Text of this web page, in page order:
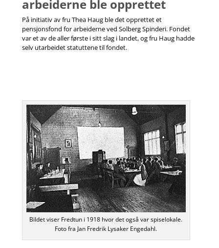
arbeiderne ble opprettet
På initiativ av fru Thea Haug ble det opprettet et
pensjonsfond for arbeiderne ved Solberg Spinderi. Fondet
var et av de aller første i sitt slag i landet, og fru Haug hadde
selv utarbeidet statuttene til fondet.
Bildet viser Fredtun i 1918 hvor det også var spiselokale.
Foto fra Jan Fredrik Lysaker Engedahl.